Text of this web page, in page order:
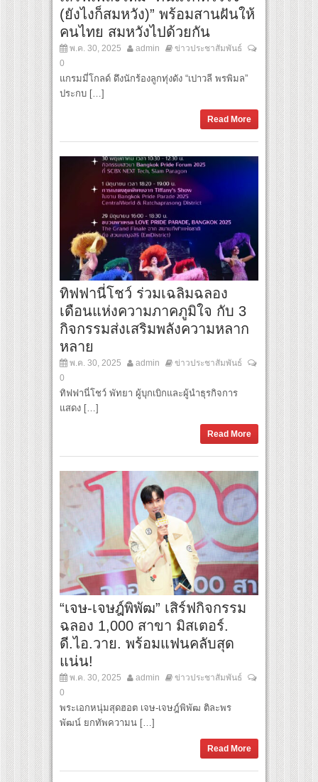
(ยังไงก็สมหวัง)” พร้อมสานฝันให้
คนไทย สมหวังไปด้วยกัน
พ.ค. 30, 2025 admin
ข่าวประชาสัมพันธ์
0
แกรมมี่โกลด์ ดึงนักร้องลูกทุ่งดัง “เปาวลี พรพิมล”
ประกบ […]
Read More
ทิฟฟานี่โชว์ ร่วมเฉลิมฉลอง
เดือนแห่งความภาคภูมิใจ กับ 3
กิจกรรมส่งเสริมพลังความหลาก
หลาย
พ.ค. 30, 2025 admin
ข่าวประชาสัมพันธ์
0
ทิฟฟานี่โชว์ พัทยา ผู้บุกเบิกและผู้นำธุรกิจการ
แสดง […]
Read More
“เจษ-เจษฎ์พิพัฒ” เสิร์ฟกิจกรรม
ฉลอง 1,000 สาขา มิสเตอร์.
ดี.ไอ.วาย. พร้อมแฟนคลับสุด
แน่น!
พ.ค. 30, 2025 admin
ข่าวประชาสัมพันธ์
0
พระเอกหนุ่มสุดฮอต เจษ-เจษฎ์พิพัฒ ติละพร
พัฒน์ ยกทัพความน […]
Read More